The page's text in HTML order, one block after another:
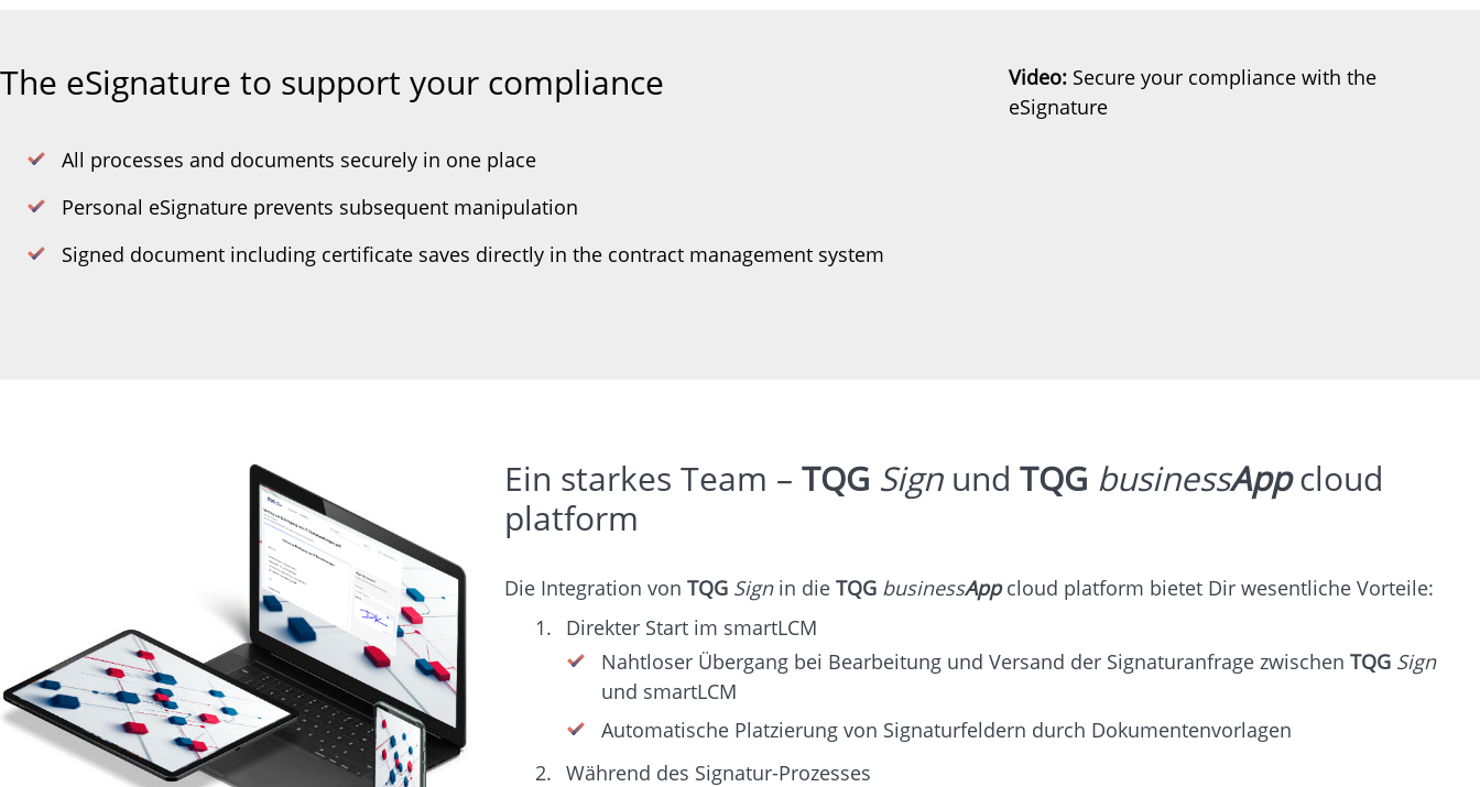
The eSignature to support your compliance
All processes and documents securely in one place
Personal eSignature prevents subsequent manipulation
Signed document including certificate saves directly in the contract management system
Video: Secure your compliance with the
eSignature
Ein starkes Team – TQG Signund TQG businessAppcloud
platform
Die Integration von TQG Signin die TQG businessAppcloud platform bietet Dir wesentliche Vorteile:
Direkter Start im smartLCM
Nahtloser Übergang bei Bearbeitung und Versand der Signaturanfrage zwischen TQG Sign
und smartLCM
Automatische Platzierung von Signaturfeldern durch Dokumentenvorlagen
Während des Signatur-Prozesses